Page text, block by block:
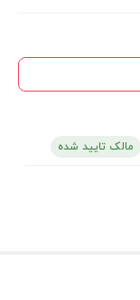
مالک تایید شده